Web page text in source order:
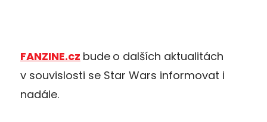
FANZINE.cz bude o dalších aktualitách
v souvislosti se Star Wars informovat i
nadále.